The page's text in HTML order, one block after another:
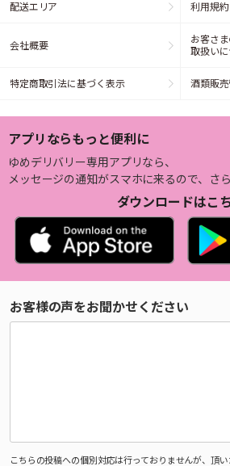
配送エリア 利用規約
会社概要
お客さ
取扱い
特定商取引法に基づく表示 酒類販
アプリならもっと便利に
ゆめデリバリー専用アプリなら、
メッセージの通知がスマホに来るので、さら
ダウンロードはこ
お客様の声をお聞かせください
こちらの投稿への個別対応は行っておりませんが、頂